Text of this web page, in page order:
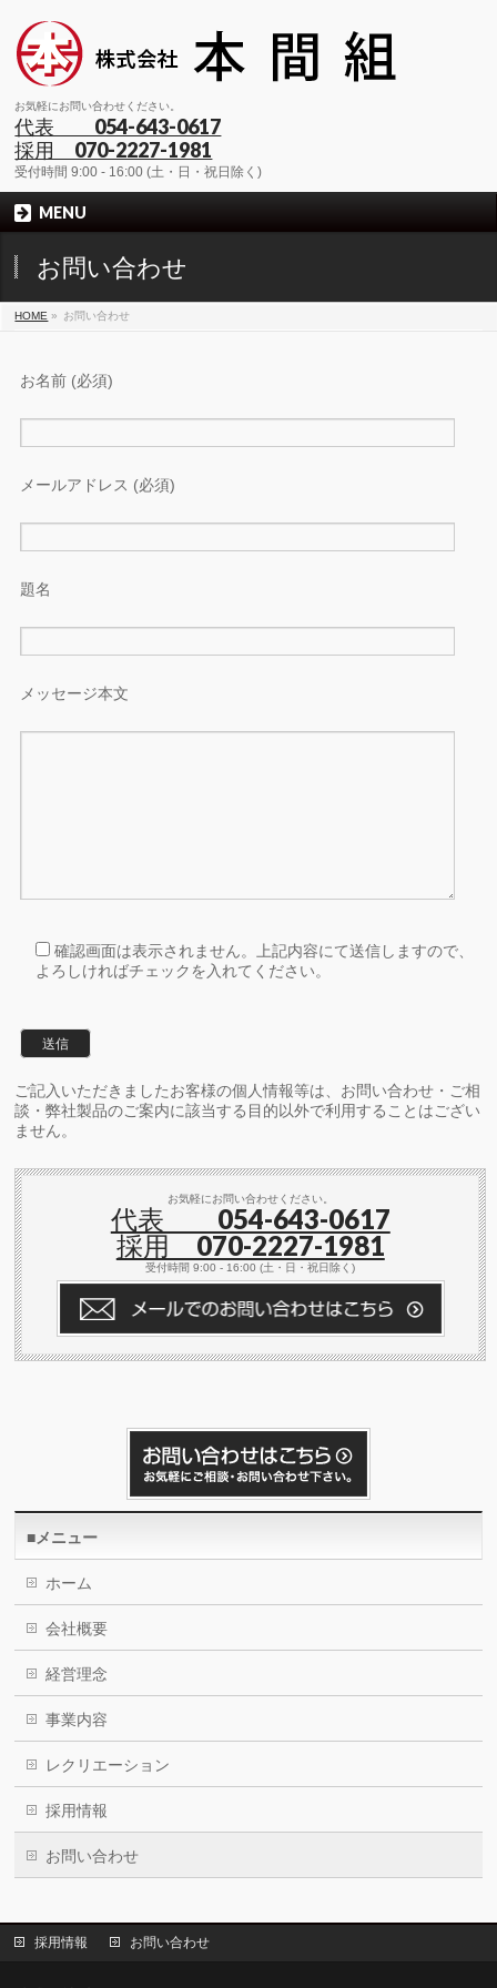
お気軽にお問い合わせください。
代表 054-643-0617
採用 070-2227-1981
受付時間 9:00 - 16:00 (土・日・祝日除く)
MENU
お問い合わせ
HOME » お問い合わせ
お名前 (必須)
メールアドレス (必須)
題名
メッセージ本文
確認画面は表示されません。上記内容にて送信しますので、
よろしければチェックを入れてください。
ご記入いただきましたお客様の個人情報等は、お問い合わせ・ご相
談・弊社製品のご案内に該当する目的以外で利用することはござい
ません。
お気軽にお問い合わせください。
代表 054-643-0617
採用 070-2227-1981
受付時間 9:00 - 16:00 (土・日・祝日除く)
■メニュー
ホーム
会社概要
経営理念
事業内容
レクリエーション
採用情報
お問い合わせ
採用情報 お問い合わせ